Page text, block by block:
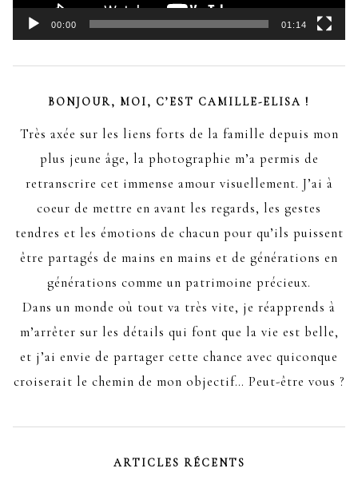
00:00 01:14
BONJOUR, MOI, C’EST CAMILLE-ELISA !
Très axée sur les liens forts de la famille depuis mon
plus jeune âge, la photographie m’a permis de
retranscrire cet immense amour visuellement. J’ai à
coeur de mettre en avant les regards, les gestes
tendres et les émotions de chacun pour qu’ils puissent
être partagés de mains en mains et de générations en
générations comme un patrimoine précieux.
Dans un monde où tout va très vite, je réapprends à
m’arrêter sur les détails qui font que la vie est belle,
et j’ai envie de partager cette chance avec quiconque
croiserait le chemin de mon objectif… Peut-être vous ?
ARTICLES RÉCENTS